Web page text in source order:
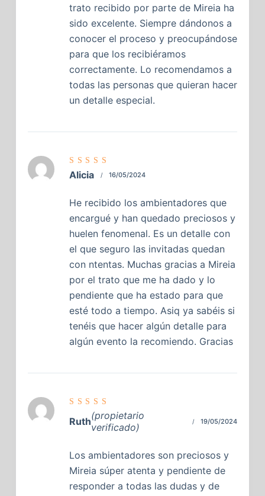
trato recibido por parte de Mireia ha
sido excelente. Siempre dándonos a
conocer el proceso y preocupándose
para que los recibiéramos
correctamente. Lo recomendamos a
todas las personas que quieran hacer
un detalle especial.
Valorado
con
5
de
Alicia 16/05/2024
He recibido los ambientadores que
encargué y han quedado preciosos y
huelen fenomenal. Es un detalle con
el que seguro las invitadas quedan
con ntentas. Muchas gracias a Mireia
por el trato que me ha dado y lo
pendiente que ha estado para que
esté todo a tiempo. Asiq ya sabéis si
tenéis que hacer algún detalle para
algún evento la recomiendo. Gracias
Valorado
con5de
5
Ruth(propietario
verificado)
19/05/2024
Los ambientadores son preciosos y
Mireia súper atenta y pendiente de
responder a todas las dudas y de